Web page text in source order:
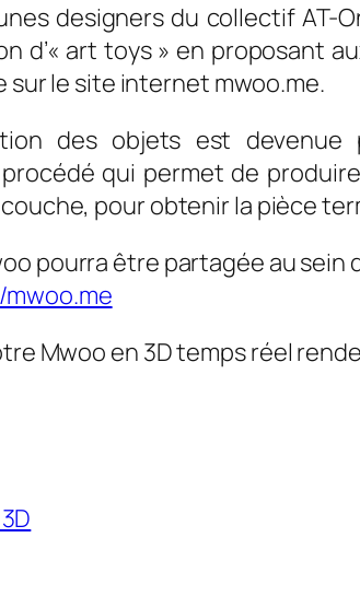
designers du collectif AT-
d’« art toys » en proposant
le site internet mwoo.me.
des objets est
procédé qui permet de
pour obtenir la pièce
pourra être partagée au sein
Mwoo en 3D temps réel